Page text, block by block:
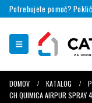
Potrebujete pomoč?
DOMOV KATALOG
CH QUIMICA AIRPUR SPRAY